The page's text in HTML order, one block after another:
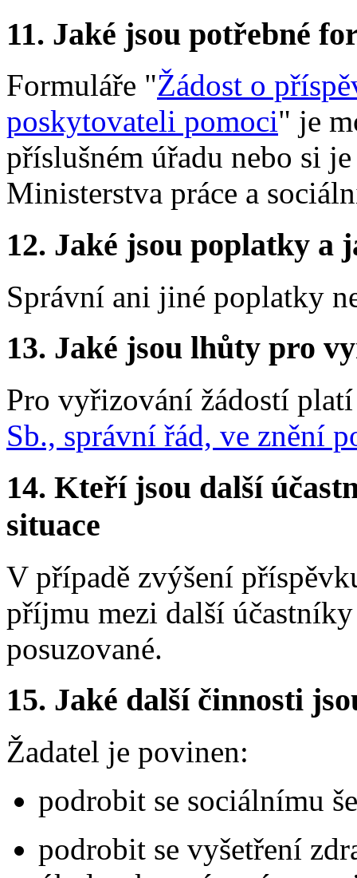
11. Jaké jsou potřebné
Formuláře "Žádost o
poskytovateli pomoci" je
příslušném úřadu nebo si
Ministerstva práce a
12. Jaké jsou poplatky a
Správní ani jiné poplatky
13. Jaké jsou lhůty pro
Pro vyřizování žádostí
Sb., správní řád, ve znění
14. Kteří jsou další
situace
V případě zvýšení
příjmu mezi další
posuzované.
15. Jaké další činnosti
Žadatel je povinen:
podrobit se sociálnímu
podrobit se vyšetření